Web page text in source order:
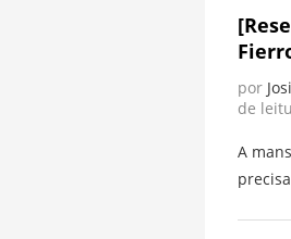
por
de
A